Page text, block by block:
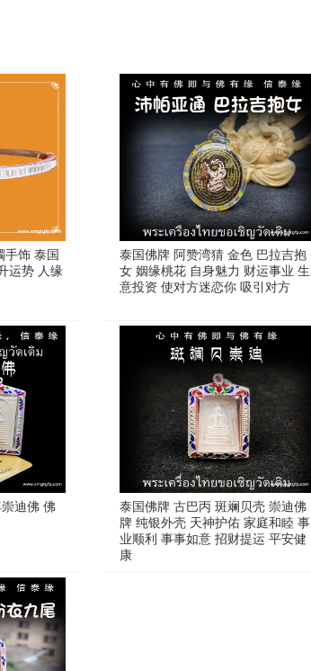
手饰 泰国
运势 人缘
泰国佛牌 阿赞湾猜 金色 巴拉吉抱
女 姻缘桃花 自身魅力 财运事业 生
意投资 使对方迷恋你 吸引对方
迪佛 佛
泰国佛牌 古巴丙 斑斓贝壳 崇迪佛
牌 纯银外壳 天神护佑 家庭和睦 事
业顺利 事事如意 招财提运 平安健
康